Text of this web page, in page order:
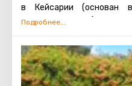
в Кейсарии (основан в
двадцатого века),
расположился на берегу
зоне. Цель,
привлечение внимания